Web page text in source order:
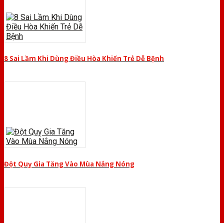
8 Sai Lầm Khi Dùng Điều Hòa Khiến Trẻ Dễ Bệnh
Đột Quỵ Gia Tăng Vào Mùa Nắng Nóng